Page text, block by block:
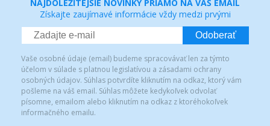
NAJDÔLEŽITEJŠIE NOVINKY PRIAMO NA VÁŠ EMAIL
Získajte zaujímavé informácie vždy medzi prvými
Odoberať
Vaše osobné údaje (email) budeme spracovávať len za týmto
účelom v súlade s platnou legislatívou a zásadami ochrany
osobných údajov. Súhlas potvrdíte kliknutím na odkaz, ktorý vám
pošleme na váš email. Súhlas môžete kedykoľvek odvolať
písomne, emailom alebo kliknutím na odkaz z ktoréhokoľvek
informačného emailu.